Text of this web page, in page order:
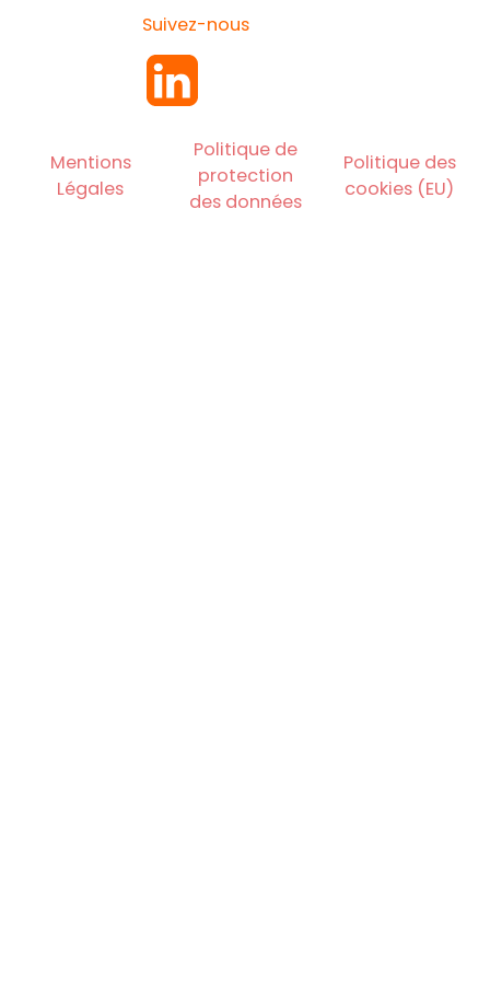
Suivez-nous
Mentions
Légales
Politique de
protection
des données
Politique des
cookies (EU)